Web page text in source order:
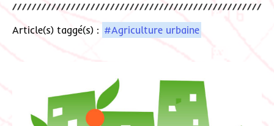
Article(s) taggé(s) : #Agriculture urbaine